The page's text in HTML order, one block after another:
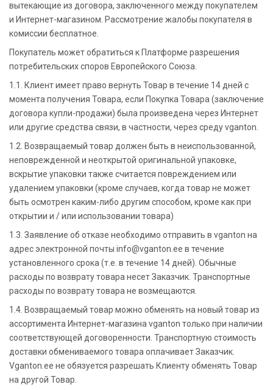
вытекающие из договора, заключенного между покупателем
и Интернет-магазином. Рассмотрение жалобы покупателя в
комиссии бесплатное.
Покупатель может обратиться к Платформе разрешения
потребительских споров Европейского Союза.
1.1. Клиент имеет право вернуть Товар в течение 14 дней с
момента получения Товара, если Покупка Товара (заключение
договора купли-продажи) была произведена через Интернет
или другие средства связи, в частности, через среду vganton.
1.2. Возвращаемый товар должен быть в неиспользованной,
неповрежденной и неоткрытой оригинальной упаковке,
вскрытие упаковки также считается повреждением или
удалением упаковки (кроме случаев, когда товар не может
быть осмотрен каким-либо другим способом, кроме как при
открытии и / или использовании товара)
1.3. Заявление об отказе необходимо отправить в vganton на
адрес электронной почты info@vganton.ee в течение
установленного срока (т.е. в течение 14 дней). Обычные
расходы по возврату товара несет Заказчик. Транспортные
расходы по возврату товара не возмещаются.
1.4. Возвращаемый товар можно обменять на новый товар из
ассортимента Интернет-магазина vganton только при наличии
соответствующей договоренности. Транспортную стоимость
доставки обмениваемого товара оплачивает Заказчик.
Vganton.ee не обязуется разрешать Клиенту обменять Товар
на другой Товар.